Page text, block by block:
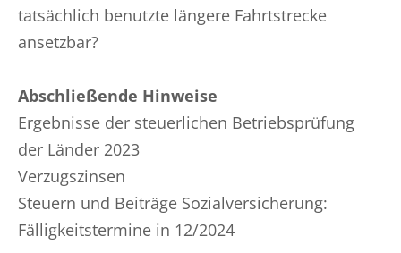
tatsächlich benutzte längere Fahrtstrecke
ansetzbar?
Abschließende Hinweise
Ergebnisse der steuerlichen Betriebsprüfung
der Länder 2023
Verzugszinsen
Steuern und Beiträge Sozialversicherung:
Fälligkeitstermine in 12/2024